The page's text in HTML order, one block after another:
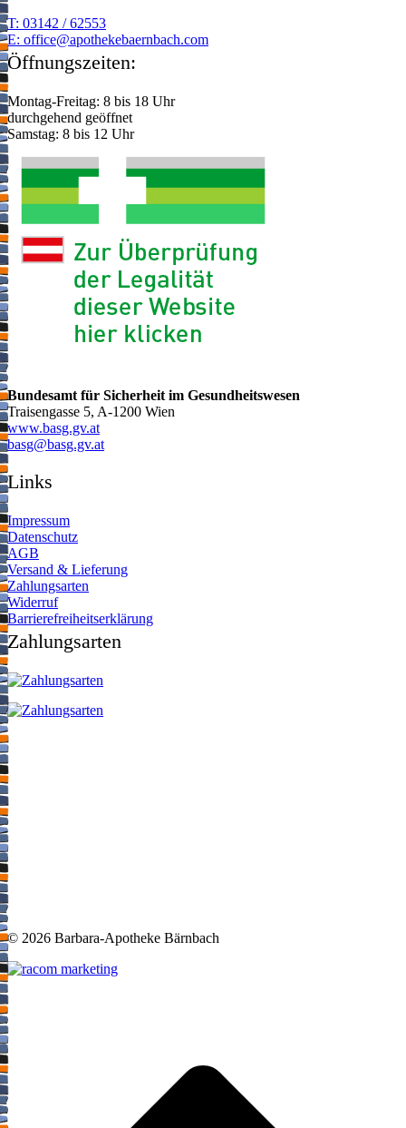
T: 03142 / 62553
E: moc.hcabnreabekehtopa@eciffo
Öffnungszeiten:
Montag-Freitag: 8 bis 18 Uhr
durchgehend geöffnet
Samstag: 8 bis 12 Uhr
Bundesamt für Sicherheit im Gesundheitswesen
Traisengasse 5, A-1200 Wien
www.basg.gv.at
ta.vg.gsab@gsab
Links
Impressum
Datenschutz
AGB
Versand & Lieferung
Zahlungsarten
Widerruf
Barrierefreiheitserklärung
Zahlungsarten
© 2026 Barbara-Apotheke Bärnbach